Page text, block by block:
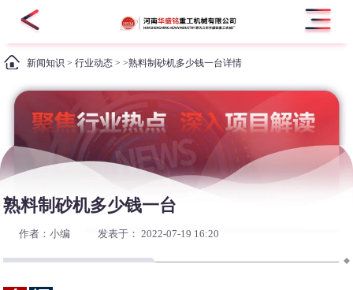
新闻知识 >行业动态 > >熟料制砂机多少钱一台详情
熟料制砂机多少钱一台
作者：小编 发表于： 2022-07-19 16:20